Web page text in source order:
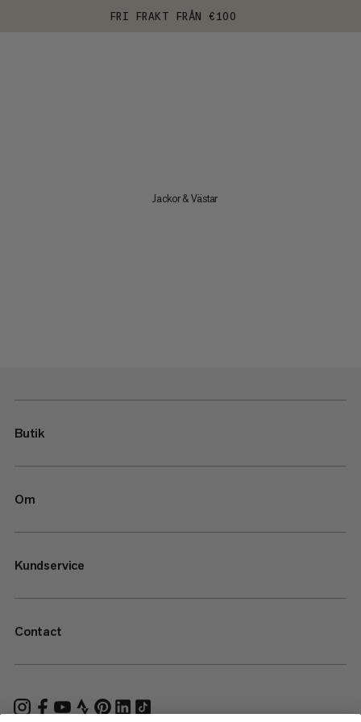
FRI FRAKT FRÅN €100
Jackor & Västar
Butik
Om
Kundservice
Contact